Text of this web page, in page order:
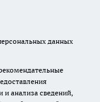
данных
и анализа сведений,